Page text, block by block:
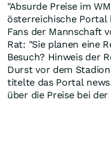
"Absurde Preise im
österreichische
Fans der Mannschaft
Rat: "Sie planen eine
Besuch? Hinweis der
Durst vor dem
titelte das Portal
über die Preise bei